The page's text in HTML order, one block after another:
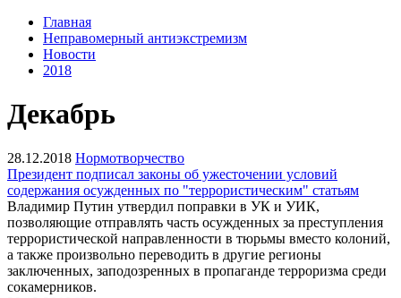
Главная
Неправомерный антиэкстремизм
Новости
2018
Декабрь
28.12.2018 Нормотворчество
Президент подписал законы об ужесточении условий
содержания осужденных по "террористическим" статьям
Владимир Путин утвердил поправки в УК и УИК,
позволяющие отправлять часть осужденных за преступления
террористической направленности в тюрьмы вместо колоний,
а также произвольно переводить в другие регионы
заключенных, заподозренных в пропаганде терроризма среди
сокамерников.